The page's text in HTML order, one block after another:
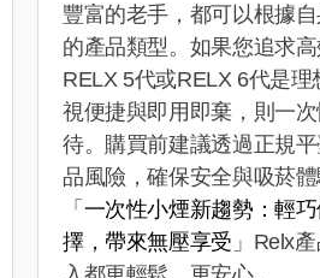
豐富的老手，都可以根據
的產品類型。如果您追求高
RELX 5代或RELX 6代是
視便捷與即用即棄，則一
待。購買前建議透過正規
品風險，確保安全與吸菸
「 一次性小煙新趨勢：輕
擇，帶來無壓享受 」Relx